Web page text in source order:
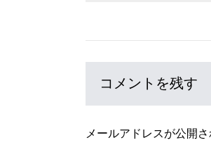
コメントを残す
メールアドレスが公開